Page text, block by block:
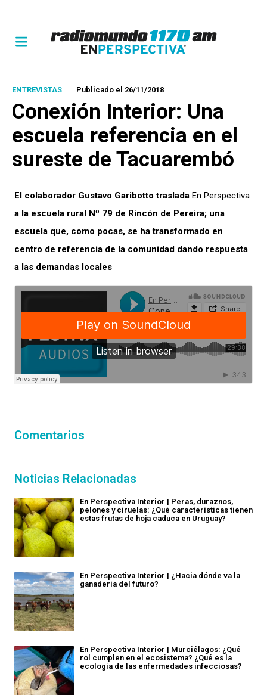
ENTREVISTAS Publicado el 26/11/2018
Conexión Interior: Una
escuela referencia en el
sureste de Tacuarembó
El colaborador Gustavo Garibotto traslada En Perspectiva
a la escuela rural Nº 79 de Rincón de Pereira; una
escuela que, como pocas, se ha transformado en
centro de referencia de la comunidad dando respuesta
a las demandas locales
Comentarios
Noticias Relacionadas
En Perspectiva Interior | Peras, duraznos,
pelones y ciruelas: ¿Qué características tienen
estas frutas de hoja caduca en Uruguay?
En Perspectiva Interior | ¿Hacia dónde va la
ganadería del futuro?
En Perspectiva Interior | Murciélagos: ¿Qué
rol cumplen en el ecosistema? ¿Qué es la
ecología de las enfermedades infecciosas?